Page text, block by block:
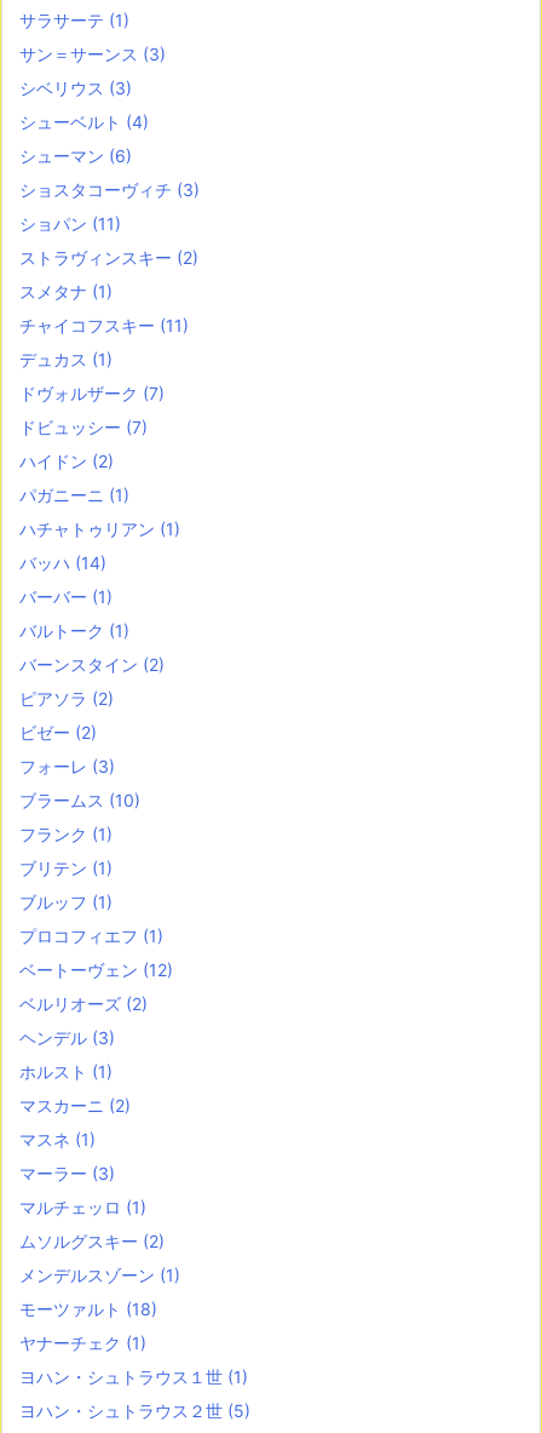
サラサーテ (1)
サン＝サーンス (3)
シベリウス (3)
シューベルト (4)
シューマン (6)
ショスタコーヴィチ (3)
ショパン (11)
ストラヴィンスキー (2)
スメタナ (1)
チャイコフスキー (11)
デュカス (1)
ドヴォルザーク (7)
ドビュッシー (7)
ハイドン (2)
パガニーニ (1)
ハチャトゥリアン (1)
バッハ (14)
バーバー (1)
バルトーク (1)
バーンスタイン (2)
ピアソラ (2)
ビゼー (2)
フォーレ (3)
ブラームス (10)
フランク (1)
ブリテン (1)
ブルッフ (1)
プロコフィエフ (1)
ベートーヴェン (12)
ベルリオーズ (2)
ヘンデル (3)
ホルスト (1)
マスカーニ (2)
マスネ (1)
マーラー (3)
マルチェッロ (1)
ムソルグスキー (2)
メンデルスゾーン (1)
モーツァルト (18)
ヤナーチェク (1)
ヨハン・シュトラウス１世 (1)
ヨハン・シュトラウス２世 (5)